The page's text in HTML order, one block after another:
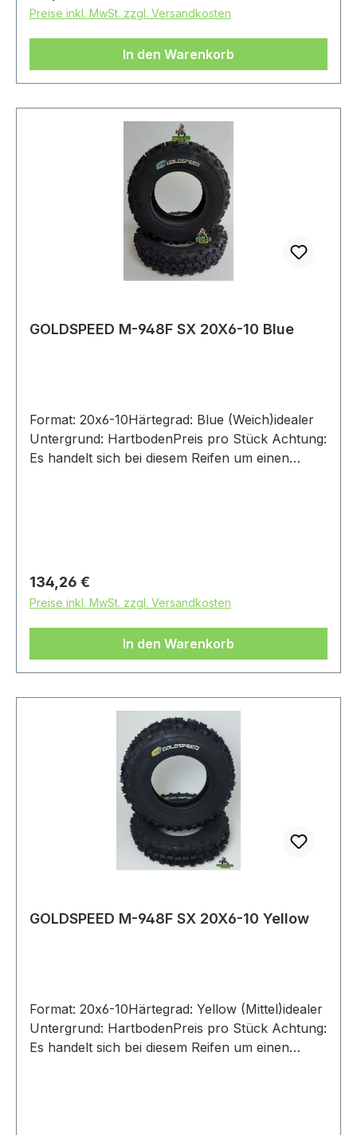
Preise inkl. MwSt. zzgl. Versandkosten
In den Warenkorb
GOLDSPEED M-948F SX 20X6-10 Blue
Format: 20x6-10Härtegrad: Blue (Weich)idealer
Untergrund: HartbodenPreis pro Stück Achtung:
Es handelt sich bei diesem Reifen um einen
Regulärer Preis:
134,26 €
Preise inkl. MwSt. zzgl. Versandkosten
In den Warenkorb
GOLDSPEED M-948F SX 20X6-10 Yellow
Format: 20x6-10Härtegrad: Yellow (Mittel)idealer
Untergrund: HartbodenPreis pro Stück Achtung:
Es handelt sich bei diesem Reifen um einen